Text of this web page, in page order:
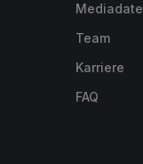
Team
Karriere
FAQ